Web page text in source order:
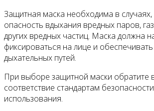
Защитная маска необходима в случаях,
опасность вдыхания вредных паров,
других вредных частиц. Маска должна
фиксироваться на лице и
дыхательных путей.
При выборе защитной маски обратите
соответствие стандартам
использования.